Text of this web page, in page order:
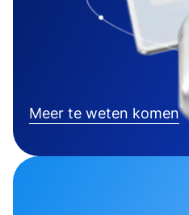
Meer te weten komen